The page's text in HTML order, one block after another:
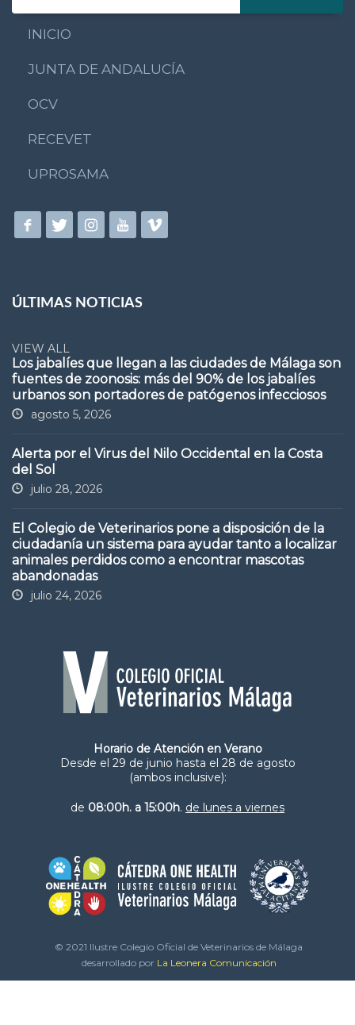
INICIO
JUNTA DE ANDALUCÍA
OCV
RECEVET
UPROSAMA
ÚLTIMAS NOTICIAS
VIEW ALL
Los jabalíes que llegan a las ciudades de Málaga son
fuentes de zoonosis: más del 90% de los jabalíes
urbanos son portadores de patógenos infecciosos
agosto 5, 2026
Alerta por el Virus del Nilo Occidental en la Costa
del Sol
julio 28, 2026
El Colegio de Veterinarios pone a disposición de la
ciudadanía un sistema para ayudar tanto a localizar
animales perdidos como a encontrar mascotas
abandonadas
julio 24, 2026
Horario de Atención en Verano
Desde el 29 de junio hasta el 28 de agosto
(ambos inclusive):
de 08:00h. a 15:00h. de lunes a viernes
© 2021 Ilustre Colegio Oficial de Veterinarios de Málaga
desarrollado por La Leonera Comunicación